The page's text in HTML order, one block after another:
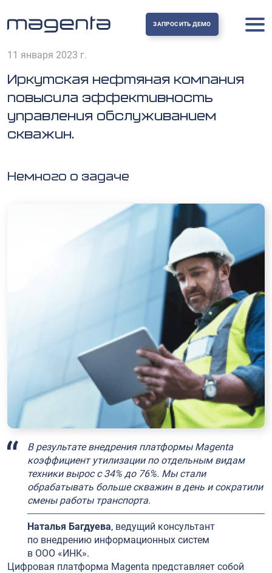
ЗАПРОСИТЬ ДЕМО
11 января 2023 г.
Иркутская нефтяная компания
повысила эффективность
управления обслуживанием
скважин.
Немного о задаче
Цифровая платформа Magenta представляет собой
В результате внедрения платформы Magenta
коэффициент утилизации по отдельным видам
техники вырос с 34% до 76%. Мы стали
обрабатывать больше скважин в день и сократили
смены работы транспорта.
Наталья Багдуева, ведущий консультант
по внедрению информационных систем
в ООО «ИНК».